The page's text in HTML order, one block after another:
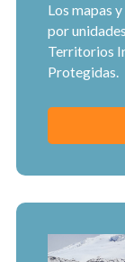
Los mapas
por
Territorios
Protegidas.